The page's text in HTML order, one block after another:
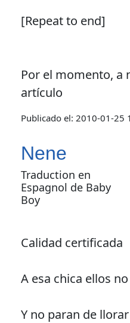
[Repeat to end]
Por el momento, a
artículo
Publicado el: 2010-01-25
Nene
Traduction en
Espagnol de Baby
Boy
Calidad certificada
A esa chica ellos
Y no paran de